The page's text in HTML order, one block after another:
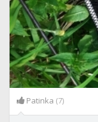
Patinka (7)